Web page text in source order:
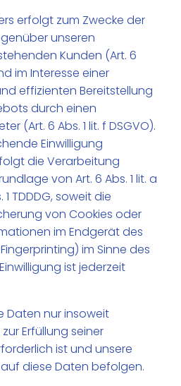
erfolgt zum Zwecke der
unseren
Kunden (Art. 6
im Interesse einer
effizienten Bereitstellung
durch einen
(Art. 6 Abs. 1 lit. f DSGVO).
Einwilligung
die Verarbeitung
von Art. 6 Abs. 1 lit. a
TDDDG, soweit die
von Cookies oder
im Endgerät des
im Sinne des
ist jederzeit
Daten nur insoweit
Erfüllung seiner
ist und unsere
diese Daten befolgen.